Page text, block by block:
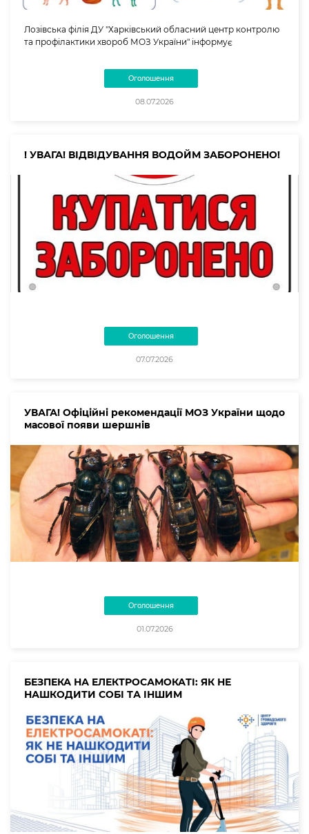
Лозівська філія ДУ "Харківський обласний центр контролю
та профілактики хвороб МОЗ України" інформує
Оголошення
08.07.2026
! УВАГА! ВІДВІДУВАННЯ ВОДОЙМ ЗАБОРОНЕНО!
Оголошення
07.07.2026
УВАГА! Офіційні рекомендації МОЗ України щодо
масової появи шершнів
Оголошення
01.07.2026
БЕЗПЕКА НА ЕЛЕКТРОСАМОКАТІ: ЯК НЕ
НАШКОДИТИ СОБІ ТА ІНШИМ